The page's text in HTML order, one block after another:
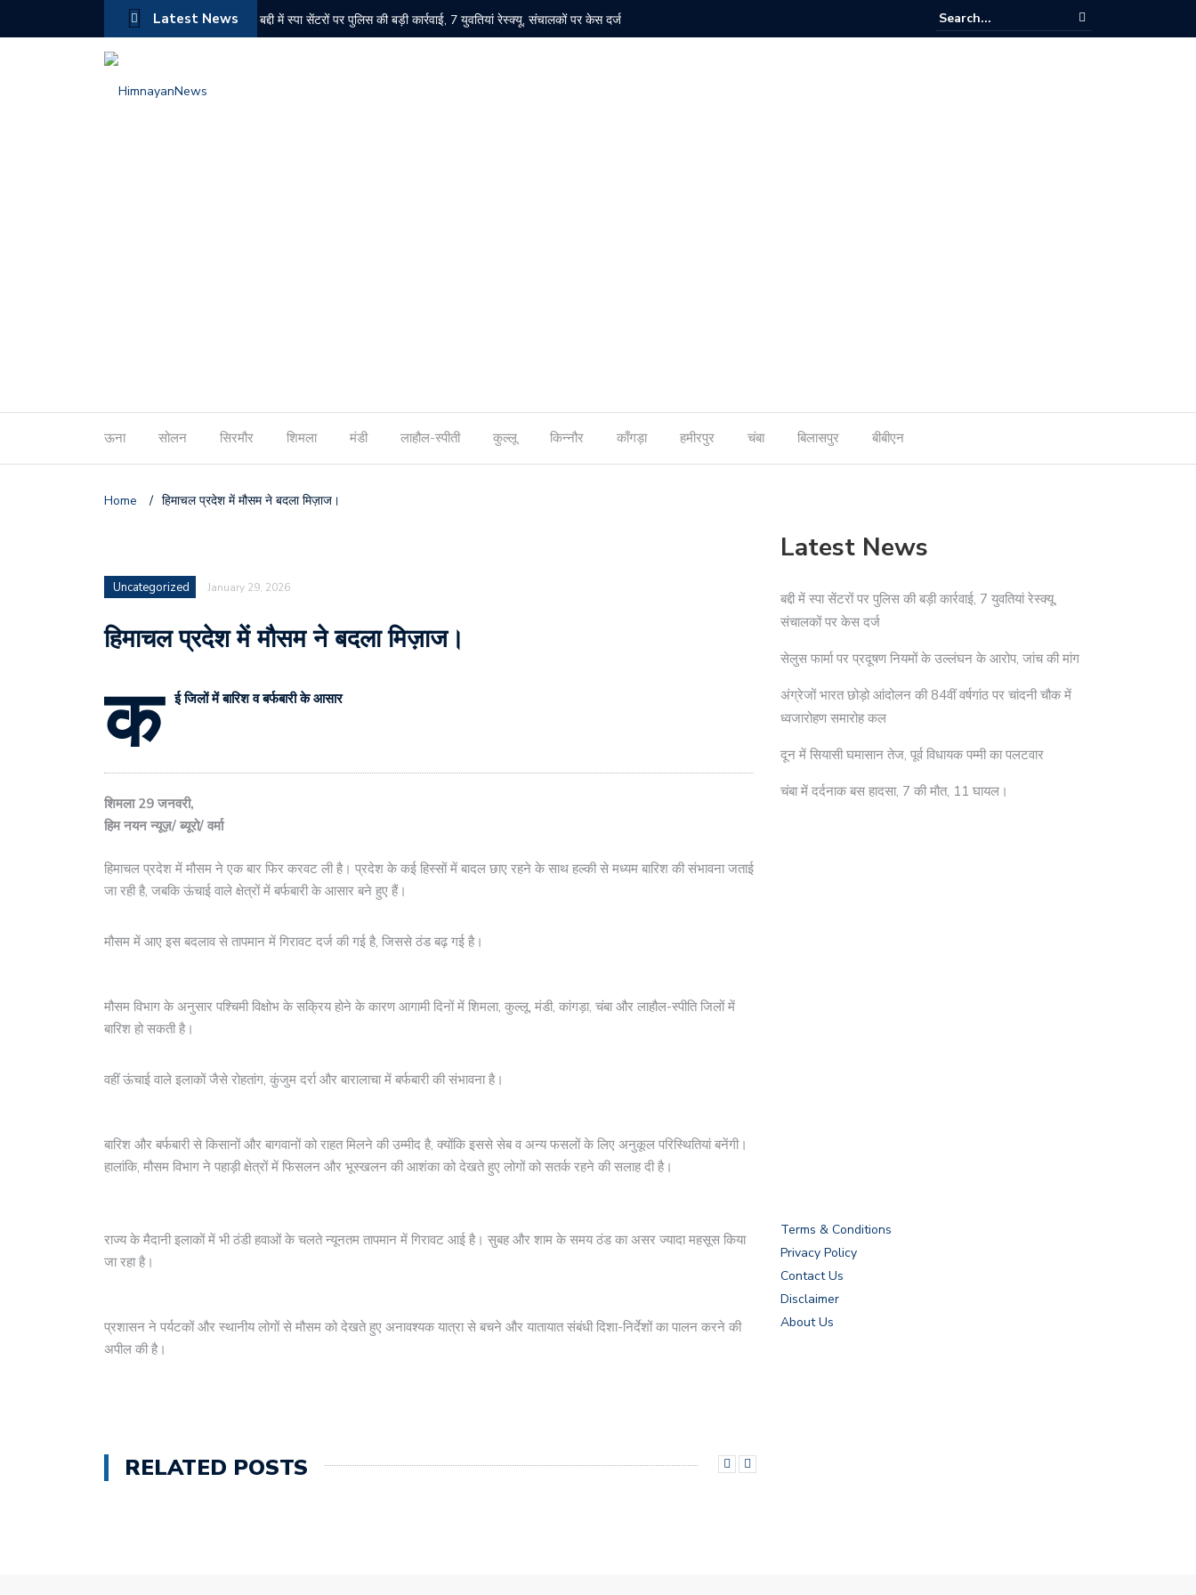
Latest News बद्दी में स्पा सेंटरों पर पुलिस की बड़ी कार्रवाई, 7 युवतियां रेस्क्यू, संचालकों पर केस दर्ज
ऊना सोलन सिरमौर शिमला मंडी लाहौल-स्पीती कुल्लू किन्नौर काँगड़ा हमीरपुर चंबा बिलासपुर बीबीएन
Home / हिमाचल प्रदेश में मौसम ने बदला मिज़ाज।
Uncategorized January 29, 2026
हिमाचल प्रदेश में मौसम ने बदला मिज़ाज।
क ई जिलों में बारिश व बर्फबारी के आसार
शिमला 29 जनवरी,
हिम नयन न्यूज़/ ब्यूरो/ वर्मा
हिमाचल प्रदेश में मौसम ने एक बार फिर करवट ली है। प्रदेश के कई हिस्सों में बादल छाए रहने के साथ हल्की से मध्यम बारिश की संभावना जताई
जा रही है, जबकि ऊंचाई वाले क्षेत्रों में बर्फबारी के आसार बने हुए हैं।
मौसम में आए इस बदलाव से तापमान में गिरावट दर्ज की गई है, जिससे ठंड बढ़ गई है।
मौसम विभाग के अनुसार पश्चिमी विक्षोभ के सक्रिय होने के कारण आगामी दिनों में शिमला, कुल्लू, मंडी, कांगड़ा, चंबा और लाहौल-स्पीति जिलों में
बारिश हो सकती है।
वहीं ऊंचाई वाले इलाकों जैसे रोहतांग, कुंजुम दर्रा और बारालाचा में बर्फबारी की संभावना है।
बारिश और बर्फबारी से किसानों और बागवानों को राहत मिलने की उम्मीद है, क्योंकि इससे सेब व अन्य फसलों के लिए अनुकूल परिस्थितियां बनेंगी।
हालांकि, मौसम विभाग ने पहाड़ी क्षेत्रों में फिसलन और भूस्खलन की आशंका को देखते हुए लोगों को सतर्क रहने की सलाह दी है।
राज्य के मैदानी इलाकों में भी ठंडी हवाओं के चलते न्यूनतम तापमान में गिरावट आई है। सुबह और शाम के समय ठंड का असर ज्यादा महसूस किया
जा रहा है।
प्रशासन ने पर्यटकों और स्थानीय लोगों से मौसम को देखते हुए अनावश्यक यात्रा से बचने और यातायात संबंधी दिशा-निर्देशों का पालन करने की
अपील की है।
RELATED POSTS
Latest News
बद्दी में स्पा सेंटरों पर पुलिस की बड़ी कार्रवाई, 7 युवतियां रेस्क्यू,
संचालकों पर केस दर्ज
सेलुस फार्मा पर प्रदूषण नियमों के उल्लंघन के आरोप, जांच की मांग
अंग्रेजों भारत छोड़ो आंदोलन की 84वीं वर्षगांठ पर चांदनी चौक में
ध्वजारोहण समारोह कल
दून में सियासी घमासान तेज, पूर्व विधायक पम्मी का पलटवार
चंबा में दर्दनाक बस हादसा, 7 की मौत, 11 घायल।
Terms & Conditions
Privacy Policy
Contact Us
Disclaimer
About Us